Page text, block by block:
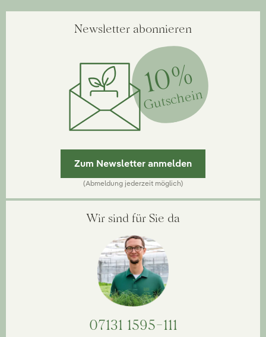
Newsletter abonnieren
10%
Gutschein
Zum Newsletter anmelden
(Abmeldung jederzeit möglich)
Wir sind für Sie da
07131 1595-111